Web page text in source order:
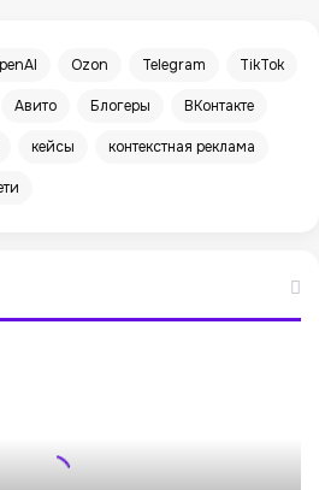
Ozon Telegram TikTok
Авито Блогеры ВКонтакте
кейсы контекстная реклама